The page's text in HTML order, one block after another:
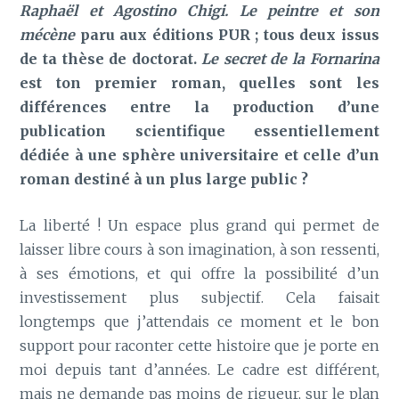
Raphaël et Agostino Chigi. Le peintre et son
mécèneparu aux éditions PUR ; tous deux issus
de ta thèse de doctorat. Le secret de la Fornarina
est ton premier roman, quelles sont les
différences entre la production d’une
publication scientifique essentiellement
dédiée à une sphère universitaire et celle d’un
roman destiné à un plus large public ?
La liberté ! Un espace plus grand qui permet de
laisser libre cours à son imagination, à son ressenti,
à ses émotions, et qui offre la possibilité d’un
investissement plus subjectif. Cela faisait
longtemps que j’attendais ce moment et le bon
support pour raconter cette histoire que je porte en
moi depuis tant d’années. Le cadre est différent,
mais ne demande pas moins de rigueur, sur le plan